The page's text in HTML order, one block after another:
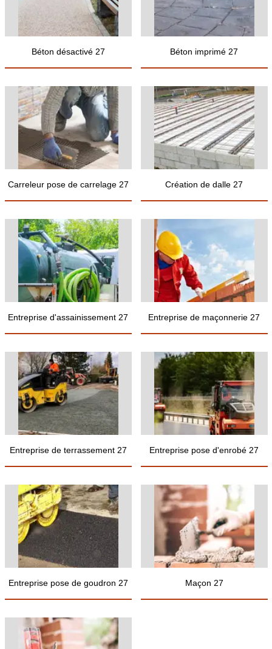
Béton désactivé 27 Béton imprimé 27
Carreleur pose de carrelage 27 Création de dalle 27
Entreprise d'assainissement 27 Entreprise de maçonnerie 27
Entreprise de terrassement 27 Entreprise pose d'enrobé 27
Entreprise pose de goudron 27 Maçon 27